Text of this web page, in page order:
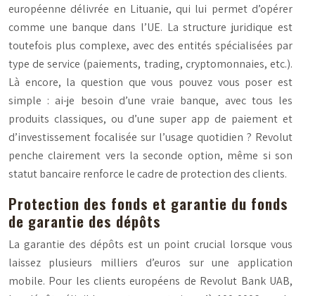
européenne délivrée en Lituanie, qui lui permet d’opérer
comme une banque dans l’UE. La structure juridique est
toutefois plus complexe, avec des entités spécialisées par
type de service (paiements, trading, cryptomonnaies, etc.).
Là encore, la question que vous pouvez vous poser est
simple : ai-je besoin d’une vraie banque, avec tous les
produits classiques, ou d’une super app de paiement et
d’investissement focalisée sur l’usage quotidien ? Revolut
penche clairement vers la seconde option, même si son
statut bancaire renforce le cadre de protection des clients.
Protection des fonds et garantie du fonds
de garantie des dépôts
La garantie des dépôts est un point crucial lorsque vous
laissez plusieurs milliers d’euros sur une application
mobile. Pour les clients européens de Revolut Bank UAB,